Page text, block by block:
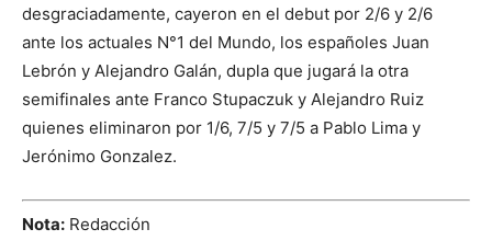
desgraciadamente, cayeron en el debut por 2/6 y 2/6
ante los actuales N°1 del Mundo, los españoles Juan
Lebrón y Alejandro Galán, dupla que jugará la otra
semifinales ante Franco Stupaczuk y Alejandro Ruiz
quienes eliminaron por 1/6, 7/5 y 7/5 a Pablo Lima y
Jerónimo Gonzalez.
Nota: Redacción